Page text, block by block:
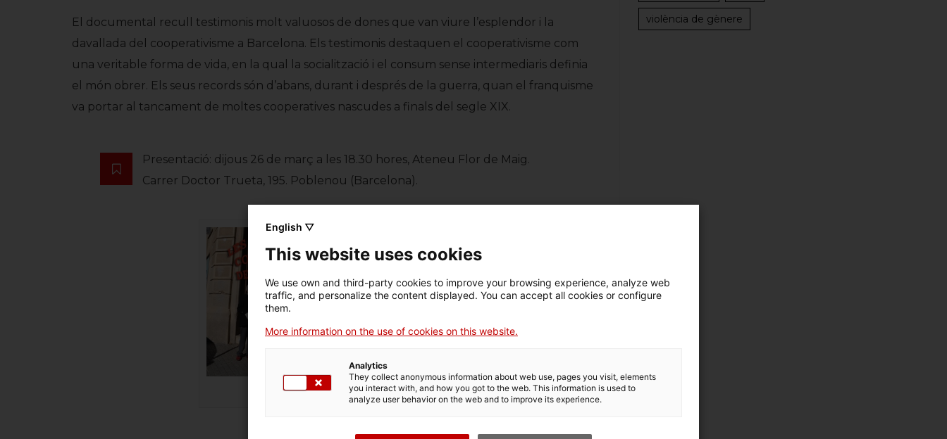
El documental recull testimonis molt valuosos de dones que van viure l’esplendor i la
davallada del cooperativisme a Barcelona. Els testimonis destaquen el cooperativisme com
una veritable forma de vida, en la qual la socialització i el consum sense intermediaris definia
el món obrer. Els seus records són d’abans, durant i després de la guerra, quan el franquisme
va portar al tancament de moltes cooperatives nascudes a finals del segle XIX.
Presentació: dijous 26 de març a les 18.30 hores, Ateneu Flor de Maig.
Carrer Doctor Trueta, 195. Poblenou (Barcelona).
Invitació a l’acte
violència de gènere
English ▽
This website uses cookies
We use own and third-party cookies to improve your browsing experience, analyze web
traffic, and personalize the content displayed. You can accept all cookies or configure
them.
More information on the use of cookies on this website.
Analytics
They collect anonymous information about web use, pages you visit, elements
you interact with, and how you got to the web. This information is used to
analyze user behavior on the web and to improve its experience.